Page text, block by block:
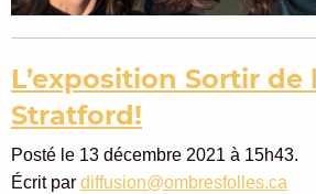
L’exposition Sortir de
Stratford!
Posté le 13 décembre 2021 à 15h43.
Écrit par diffusion@ombresfolles.ca